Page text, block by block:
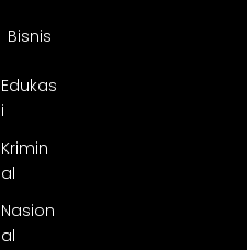
Bisnis
Edukas
i
Krimin
al
Nasion
al